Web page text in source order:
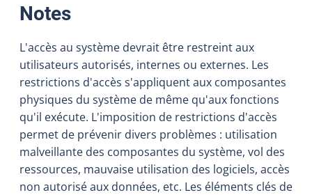
Notes:
L'accès au système devrait être restreint aux
utilisateurs autorisés, internes ou externes. Les
restrictions d'accès s'appliquent aux composantes
physiques du système de même qu'aux fonctions
qu'il exécute. L'imposition de restrictions d'accès
permet de prévenir divers problèmes : utilisation
malveillante des composantes du système, vol des
ressources, mauvaise utilisation des logiciels, accès
non autorisé aux données, etc. Les éléments clés de